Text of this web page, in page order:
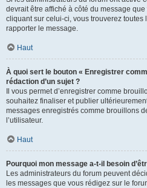
devrait être affiché à côté du message
cliquant sur celui-ci, vous trouverez toutes
rapporter le message.
Haut
À quoi sert le bouton « Enregistrer
rédaction d’un sujet ?
Il vous permet d’enregistrer comme
souhaitez finaliser et publier
messages enregistrés comme brouillons
l’utilisateur.
Haut
Pourquoi mon message a-t-il besoin
Les administrateurs du forum peuvent
les messages que vous rédigez sur le